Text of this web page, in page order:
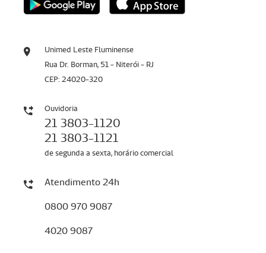
Unimed Leste Fluminense
Rua Dr. Borman, 51 - Niterói - RJ
CEP: 24020-320
Ouvidoria
21 3803-1120
21 3803-1121
de segunda a sexta, horário comercial
Atendimento 24h
0800 970 9087
4020 9087